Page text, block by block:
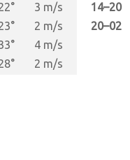
3 m/s
2 m/s
4 m/s
2 m/s
14–20
20–02